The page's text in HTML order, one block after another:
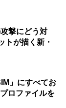
撃にどう対
が描く新・
」にすべてお
ロファイルを